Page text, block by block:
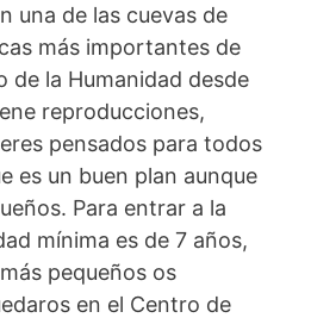
una de las cuevas de
más importantes de
de la Humanidad desde
reproducciones,
pensados para todos
es un buen plan aunque
Para entrar a la
mínima es de 7 años,
pequeños os
en el Centro de